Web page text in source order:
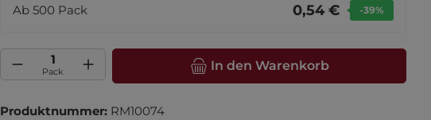
Ab 500 Pack 0,54 € -39%
Produkt Anzahl: Gib den gewünschten Wert ein oder benutze die
Pack In den Warenkorb
Produktnummer: RM10074